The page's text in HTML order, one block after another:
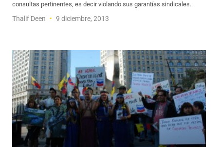
consultas pertinentes, es decir violando sus garantías sindicales.
Thalif Deen 9 diciembre, 2013